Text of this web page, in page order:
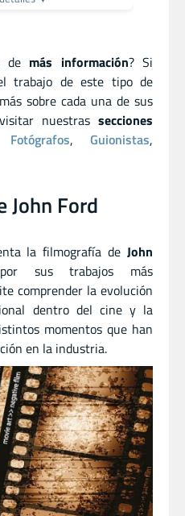
de más información? Si
trabajo de este tipo de
sobre cada una de sus
nuestras secciones
Fotógrafos,Guionistas,
John Ford
la filmografía de John
sus trabajos más
comprender la evolución
dentro del cine y la
momentos que han
en la industria.